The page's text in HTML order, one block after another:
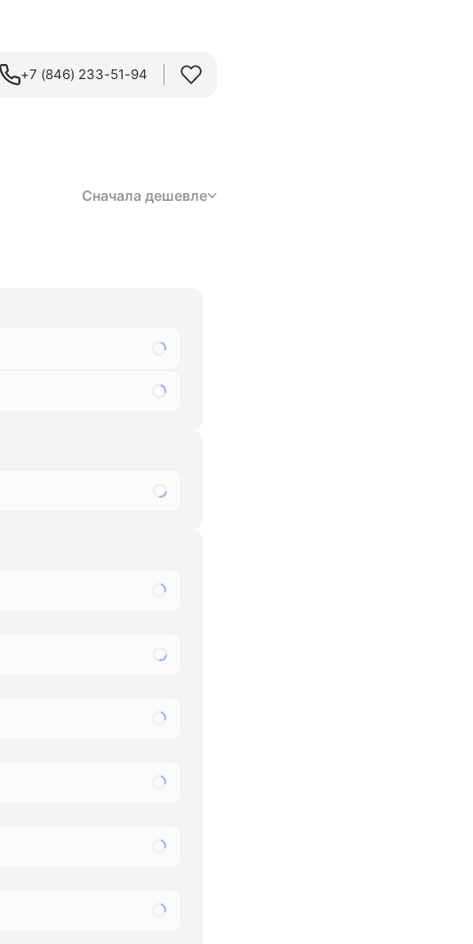
+7 (846) 233-51-94
Сначала дешевле